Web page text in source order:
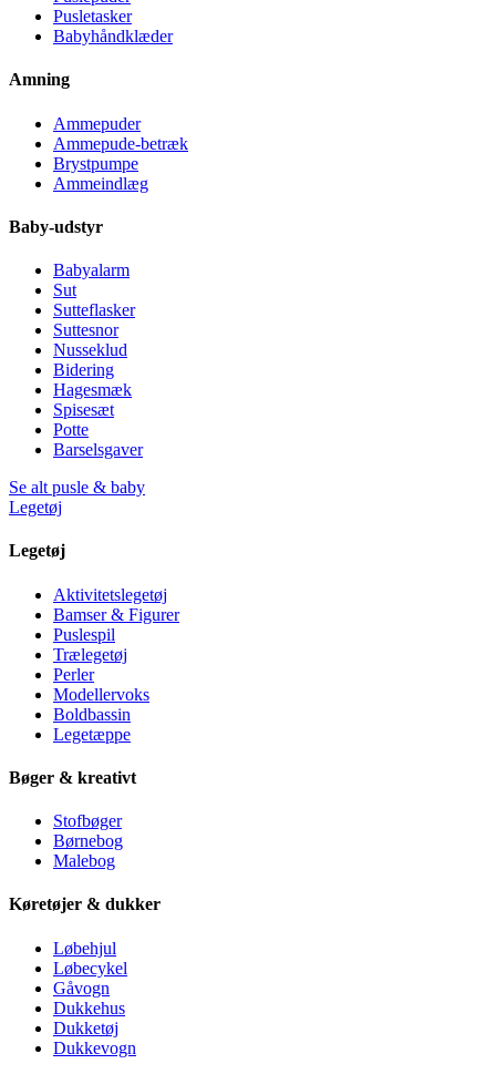
Pusletasker
Babyhåndklæder
Amning
Ammepuder
Ammepude-betræk
Brystpumpe
Ammeindlæg
Baby-udstyr
Babyalarm
Sut
Sutteflasker
Suttesnor
Nusseklud
Bidering
Hagesmæk
Spisesæt
Potte
Barselsgaver
Se alt pusle & baby
Legetøj
Legetøj
Aktivitetslegetøj
Bamser & Figurer
Puslespil
Trælegetøj
Perler
Modellervoks
Boldbassin
Legetæppe
Bøger & kreativt
Stofbøger
Børnebog
Malebog
Køretøjer & dukker
Løbehjul
Løbecykel
Gåvogn
Dukkehus
Dukketøj
Dukkevogn